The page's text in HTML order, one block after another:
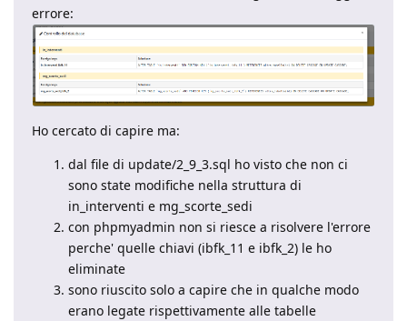
errore:
Ho cercato di capire ma:
dal file di update/2_9_3.sql ho visto che non ci
sono state modifiche nella struttura di
in_interventi e mg_scorte_sedi
con phpmyadmin non si riesce a risolvere l'errore
perche' quelle chiavi (ibfk_11 e ibfk_2) le ho
eliminate
sono riuscito solo a capire che in qualche modo
erano legate rispettivamente alle tabelle